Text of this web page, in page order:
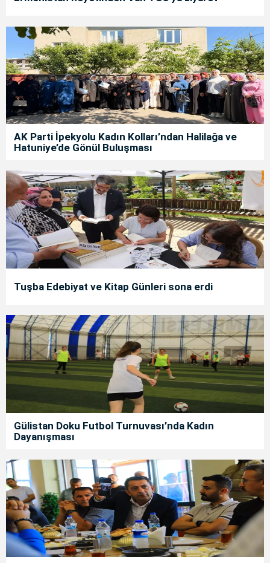
AK Parti İpekyolu Kadın Kolları’ndan Halilağa ve
Hatuniye’de Gönül Buluşması
Tuşba Edebiyat ve Kitap Günleri sona erdi
Gülistan Doku Futbol Turnuvası’nda Kadın
Dayanışması